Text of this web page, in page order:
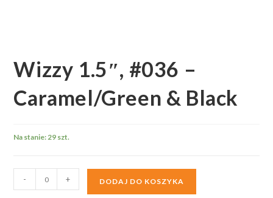
Wizzy 1.5″, #036 –
Caramel/Green & Black
Na stanie: 29 szt.
Wizzy
- + DODAJ DO KOSZYKA